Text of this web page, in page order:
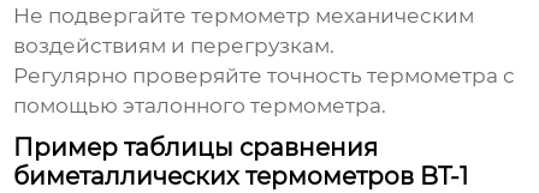
Не подвергайте термометр механическим
воздействиям и перегрузкам.
Регулярно проверяйте точность термометра с
помощью эталонного термометра.
Пример таблицы сравнения
биметаллических термометров BT-1